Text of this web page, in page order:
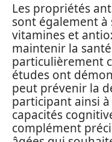
Les propriétés
sont également à
vitamines et
maintenir la
particulièrement
études ont
peut prévenir la
participant ainsi
capacités
complément